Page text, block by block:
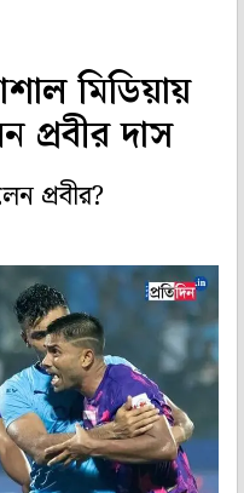
মিডিয়ায়
প্রবীর দাস
প্রবীর?